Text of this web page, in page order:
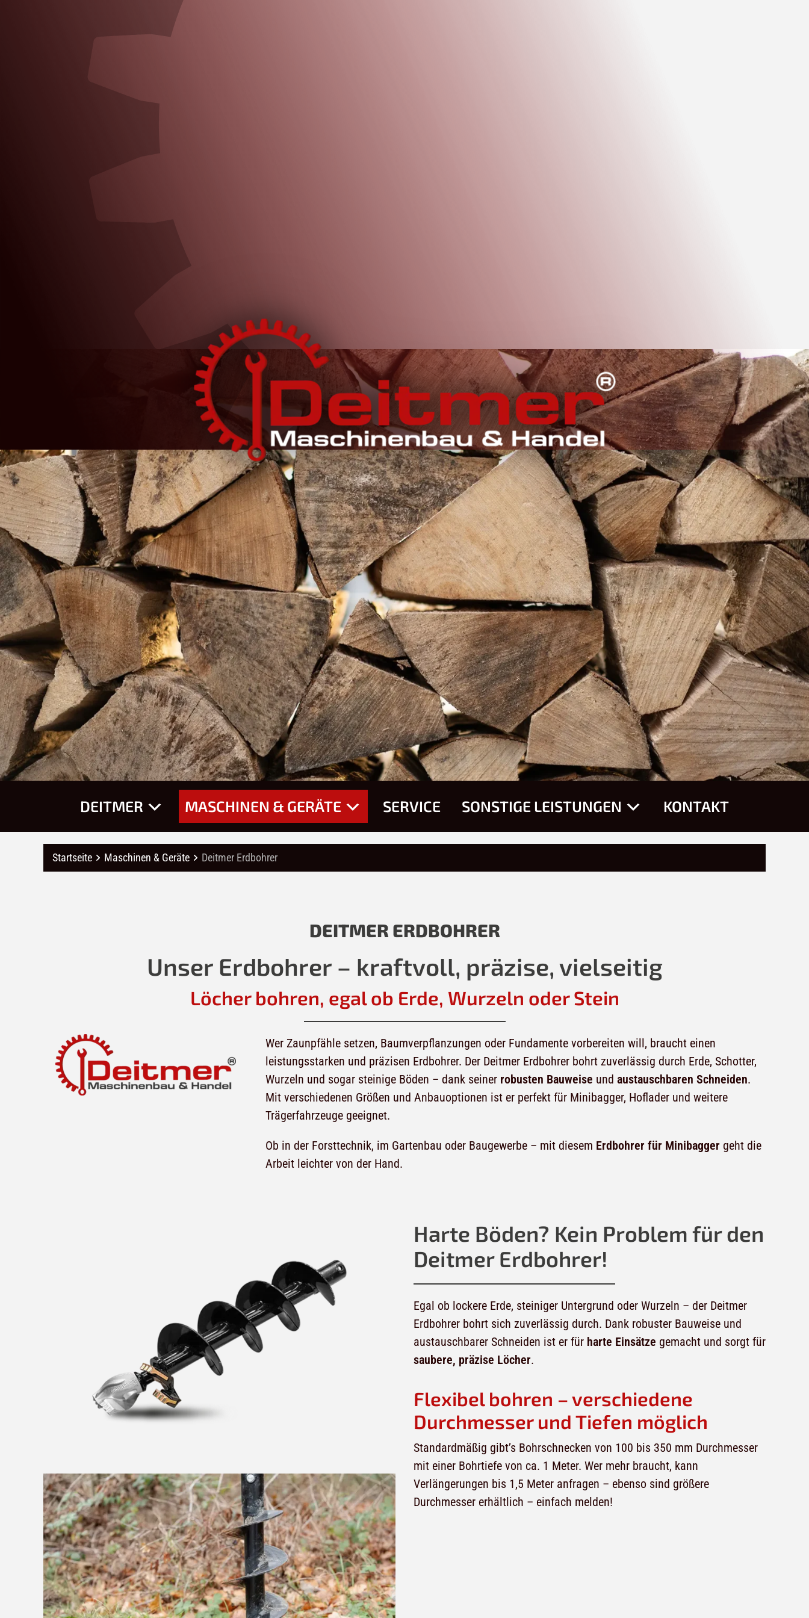
DEITMER MASCHINEN & GERÄTE SERVICE SONSTIGE LEISTUNGEN KONTAKT
Startseite Maschinen & Geräte Deitmer Erdbohrer
DEITMER ERDBOHRER
Unser Erdbohrer – kraftvoll, präzise, vielseitig
Löcher bohren, egal ob Erde, Wurzeln oder Stein
Wer Zaunpfähle setzen, Baumverpflanzungen oder Fundamente vorbereiten will, braucht einen
leistungsstarken und präzisen Erdbohrer. Der Deitmer Erdbohrer bohrt zuverlässig durch Erde, Schotter,
Wurzeln und sogar steinige Böden – dank seiner robusten Bauweise und austauschbaren Schneiden.
Mit verschiedenen Größen und Anbauoptionen ist er perfekt für Minibagger, Hoflader und weitere
Trägerfahrzeuge geeignet.
Ob in der Forsttechnik, im Gartenbau oder Baugewerbe – mit diesem Erdbohrer für Minibagger geht die
Arbeit leichter von der Hand.
Harte Böden? Kein Problem für den
Deitmer Erdbohrer!
Egal ob lockere Erde, steiniger Untergrund oder Wurzeln – der Deitmer
Erdbohrer bohrt sich zuverlässig durch. Dank robuster Bauweise und
austauschbarer Schneiden ist er für harte Einsätze gemacht und sorgt für
saubere, präzise Löcher.
Flexibel bohren – verschiedene
Durchmesser und Tiefen möglich
Standardmäßig gibt’s Bohrschnecken von 100 bis 350 mm Durchmesser
mit einer Bohrtiefe von ca. 1 Meter. Wer mehr braucht, kann
Verlängerungen bis 1,5 Meter anfragen – ebenso sind größere
Durchmesser erhältlich – einfach melden!